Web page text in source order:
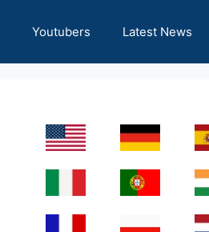
Youtubers Latest News